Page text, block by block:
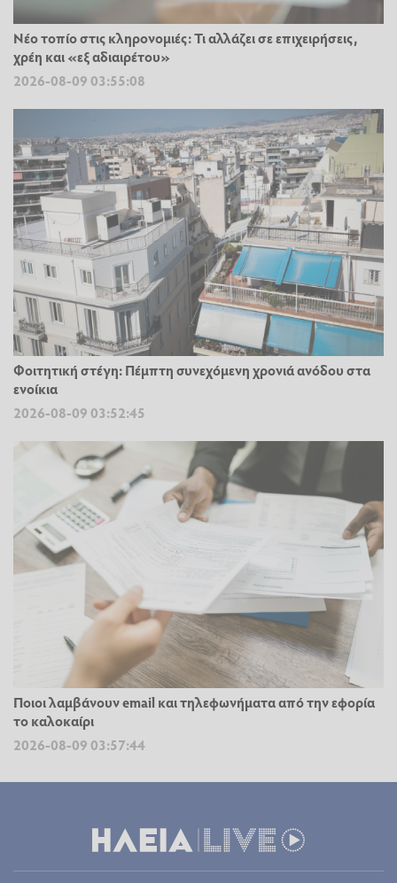
Νέο τοπίο στις κληρονομιές: Τι αλλάζει σε επιχειρήσεις,
χρέη και «εξ αδιαιρέτου»
2026-08-09 03:55:08
Φοιτητική στέγη: Πέμπτη συνεχόμενη χρονιά ανόδου στα
ενοίκια
2026-08-09 03:52:45
Ποιοι λαμβάνουν email και τηλεφωνήματα από την εφορία
το καλοκαίρι
2026-08-09 03:57:44